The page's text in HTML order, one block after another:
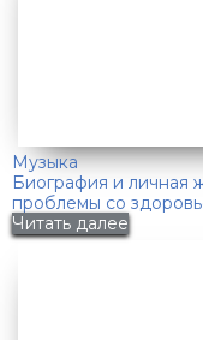
Музыка
Биография и личная
проблемы со
Читать далее